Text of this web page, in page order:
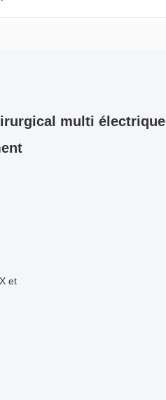
multi électrique
et